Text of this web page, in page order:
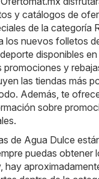
y catálogos de
de la categoría
los nuevos folletos
disponibles
y
las tiendas más
Además, te
sobre
de Agua Dulce
puedas obtener
hay